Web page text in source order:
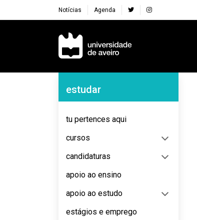
Notícias Agenda
Navegação Principal
Navegação Lateral
estudar
tu pertences aqui
cursos
candidaturas
apoio ao ensino
apoio ao estudo
estágios e emprego